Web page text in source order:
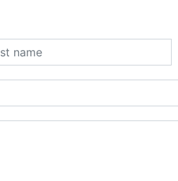
des cookies